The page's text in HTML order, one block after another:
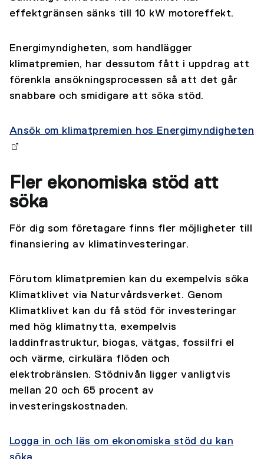
effektgränsen sänks till 10 kW motoreffekt.
Energimyndigheten, som handlägger
klimatpremien, har dessutom fått i uppdrag att
förenkla ansökningsprocessen så att det går
snabbare och smidigare att söka stöd.
Ansök om klimatpremien hos Energimyndigheten
Fler ekonomiska stöd att
söka
För dig som företagare finns fler möjligheter till
finansiering av klimatinvesteringar.
Förutom klimatpremien kan du exempelvis söka
Klimatklivet via Naturvårdsverket. Genom
Klimatklivet kan du få stöd för investeringar
med hög klimatnytta, exempelvis
laddinfrastruktur, biogas, vätgas, fossilfri el
och värme, cirkulära flöden och
elektrobränslen. Stödnivån ligger vanligtvis
mellan 20 och 65 procent av
investeringskostnaden.
Logga in och läs om ekonomiska stöd du kan